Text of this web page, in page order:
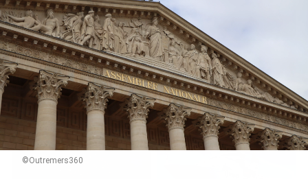
Grandes figures des Outre-mer : Jane et
Paulette Nardal, les sœurs martiniquaises au
cœur du mouvement de la négritude
le 09/08/2026
©Outremers360